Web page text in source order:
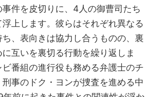
件を皮切りに、4人の御曹司たち
上します。彼らはそれぞれ異なる
、表向きは協力し合うものの、裏
互いを裏切る行動を繰り返しま
番組の進行役も務める弁護士のチ
刑事のドク・ヨンが捜査を進める中